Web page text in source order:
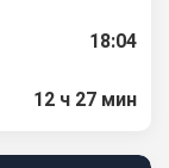
18:04
12 ч 27 мин